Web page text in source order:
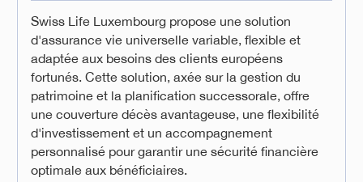
Swiss Life Luxembourg propose une solution
d'assurance vie universelle variable, flexible et
adaptée aux besoins des clients européens
fortunés. Cette solution, axée sur la gestion du
patrimoine et la planification successorale, offre
une couverture décès avantageuse, une flexibilité
d'investissement et un accompagnement
personnalisé pour garantir une sécurité financière
optimale aux bénéficiaires.